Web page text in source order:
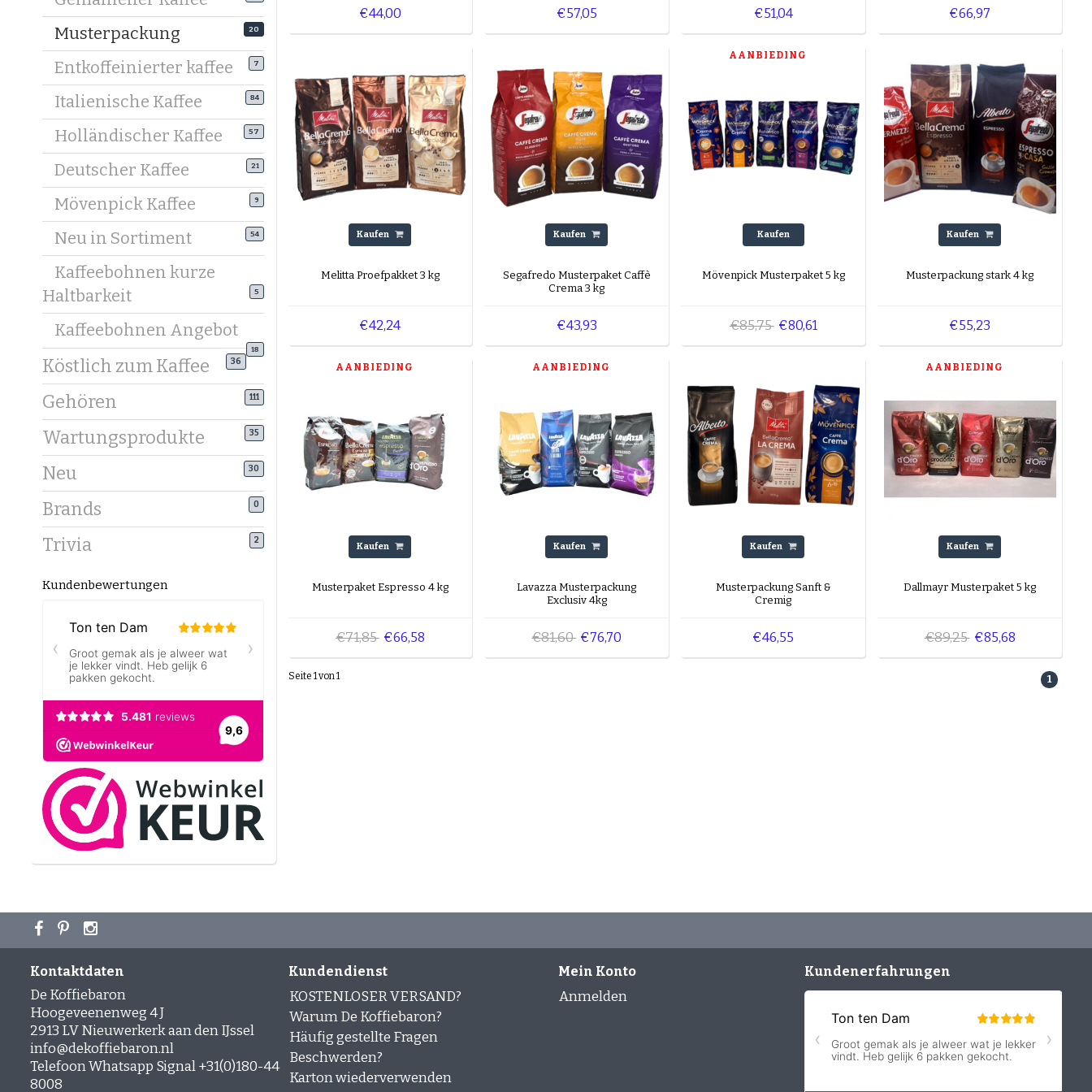
Musterpackung 20
Entkoffeinierter kaffee 7
Italienische Kaffee 84
Holländischer Kaffee 57
Deutscher Kaffee 21
Mövenpick Kaffee 9
Neu in Sortiment 54
Kaffeebohnen kurze
Haltbarkeit
5
Kaffeebohnen Angebot
18
Köstlich zum Kaffee 36
Gehören 111
Wartungsprodukte 35
Neu 30
Brands 0
Trivia 2
Kundenbewertungen
€44,00 €57,05 €51,04 €66,97
Kaufen
Melitta Proefpakket 3 kg
€42,24
Kaufen
Segafredo Musterpaket Caffè
Crema 3 kg
€43,93
AANBIEDING
Kaufen
Mövenpick Musterpaket 5 kg
€85,75 €80,61
Kaufen
Musterpackung stark 4 kg
€55,23
AANBIEDING
Kaufen
Musterpaket Espresso 4 kg
€71,85 €66,58
AANBIEDING
Kaufen
Lavazza Musterpackung
Exclusiv 4kg
€81,60 €76,70
Kaufen
Musterpackung Sanft &
Cremig
€46,55
AANBIEDING
Kaufen
Dallmayr Musterpaket 5 kg
€89,25 €85,68
Seite 1 von 1 1
Kontaktdaten
De Koffiebaron
Hoogeveenenweg 4 J
2913 LV Nieuwerkerk aan den IJssel
info@dekoffiebaron.nl
Telefoon Whatsapp Signal +31(0)180-44
8008
Kundendienst
KOSTENLOSER VERSAND?
Warum De Koffiebaron?
Häufig gestellte Fragen
Beschwerden?
Karton wiederverwenden
Mein Konto
Anmelden
Kundenerfahrungen